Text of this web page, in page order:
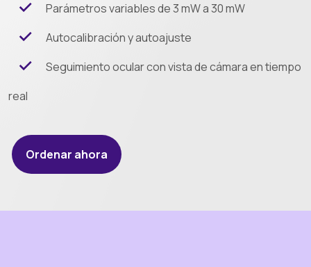
Parámetros variables de 3 mW a 30 mW
Autocalibración y autoajuste
Seguimiento ocular con vista de cámara en tiempo
real
Ordenar ahora